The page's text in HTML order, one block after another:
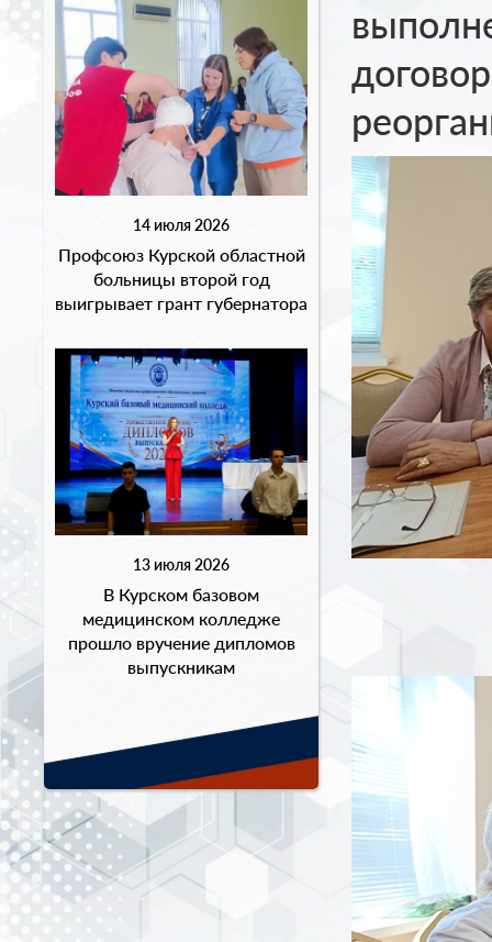
14 июля 2026
Профсоюз Курской областной
больницы второй год
выигрывает грант губернатора
13 июля 2026
В Курском базовом
медицинском колледже
прошло вручение дипломов
выпускникам